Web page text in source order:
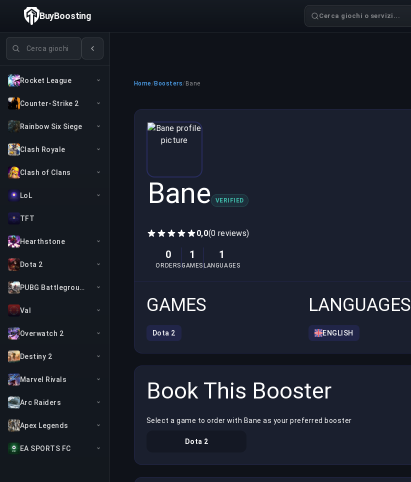
Cerca giochi
Rocket League
Counter-Strike 2
Rainbow Six Siege
Clash Royale
Clash of Clans
LoL
TFT
Hearthstone
Dota 2
PUBG Battlegrounds
Val
Overwatch 2
Destiny 2
Marvel Rivals
Arc Raiders
Apex Legends
EA SPORTS FC
BuyBoosting Cerca giochi o servizi...
Home/ Boosters/ Bane
Bane VERIFIED
0,0(0 reviews)
0
ORDERS
1
GAMES
1
LANGUAGES
GAMES
Dota 2
LANGUAGES
ENGLISH
Book This Booster
Select a game to order with Bane as your preferred booster
Dota 2